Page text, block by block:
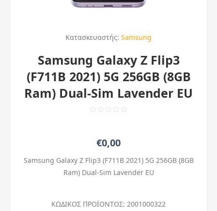
Κατασκευαστής: Samsung
Samsung Galaxy Z Flip3
(F711B 2021) 5G 256GB (8GB
Ram) Dual-Sim Lavender EU
€0,00
Samsung Galaxy Z Flip3 (F711B 2021) 5G 256GB (8GB
Ram) Dual-Sim Lavender EU
ΚΩΔΙΚΟΣ ΠΡΟΪΟΝΤΟΣ: 2001000322